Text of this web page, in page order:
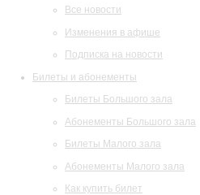
Все новости
Изменения в афише
Подписка на новости
Билеты и абонементы
Билеты Большого зала
Абонементы Большого зала
Билеты Малого зала
Абонементы Малого зала
Как купить билет